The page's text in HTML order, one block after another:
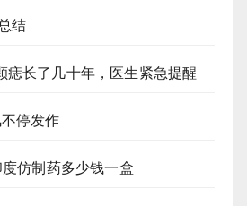
结
痣长了几十年，医生紧急提醒
停发作
仿制药多少钱一盒